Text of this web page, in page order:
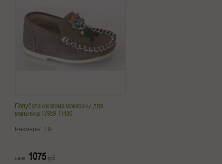
Полуботинки Фома мокасины для
мальчика 17959-11480
Размеры: 19
цена: 1075 руб.